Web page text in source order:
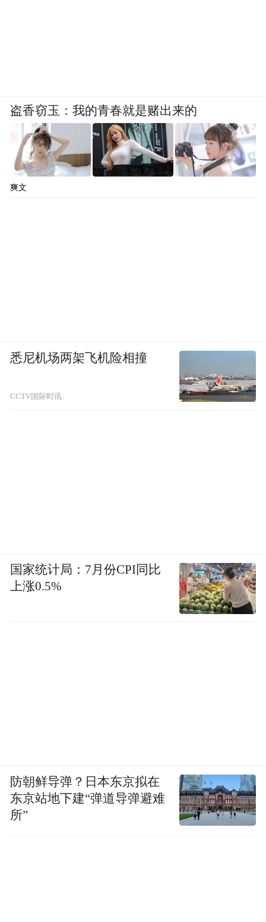
盗香窃玉：我的青春就是赌出来的
爽文
悉尼机场两架飞机险相撞
CCTV国际时讯
国家统计局：7月份CPI同比
上涨0.5%
防朝鲜导弹？日本东京拟在
东京站地下建“弹道导弹避难
所”